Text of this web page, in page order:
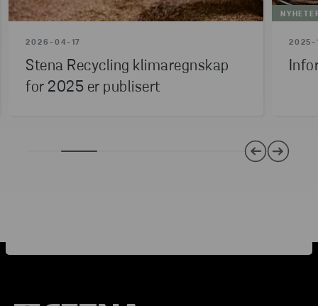
2026-04-17
Stena Recycling klimaregnskap
for 2025 er publisert
2025-